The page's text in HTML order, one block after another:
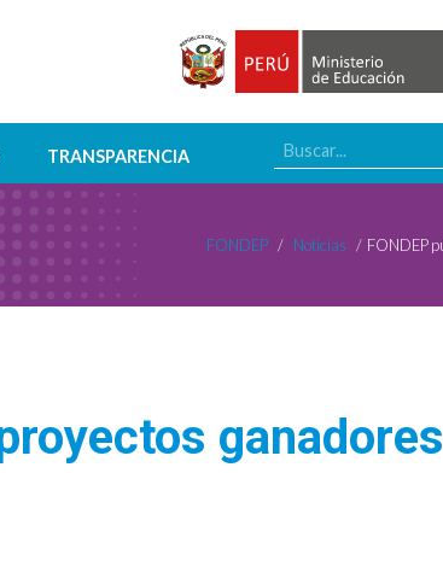
TRANSPARENCIA
FONDEP / Noticias /
ganadores